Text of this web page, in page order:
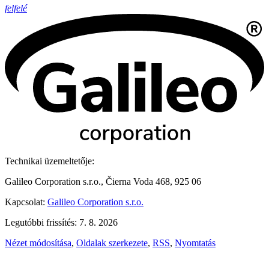
felfelé
Technikai üzemeltetője:
Galileo Corporation s.r.o., Čierna Voda 468, 925 06
Kapcsolat: Galileo Corporation s.r.o.
Legutóbbi frissítés: 7. 8. 2026
Nézet módosítása, Oldalak szerkezete, RSS, Nyomtatás